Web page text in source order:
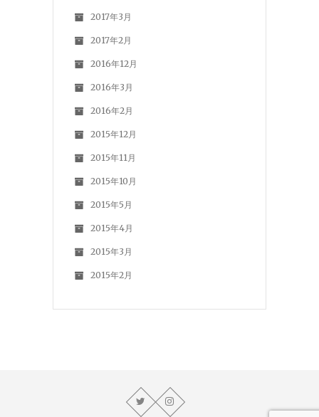
2017年3月
2017年2月
2016年12月
2016年3月
2016年2月
2015年12月
2015年11月
2015年10月
2015年5月
2015年4月
2015年3月
2015年2月